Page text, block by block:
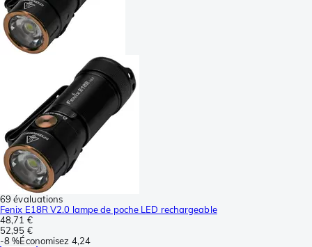
69 évaluations
Fenix E18R V2.0 lampe de poche LED rechargeable
48,71 €
52,95 €
-8 %Économisez 4,24